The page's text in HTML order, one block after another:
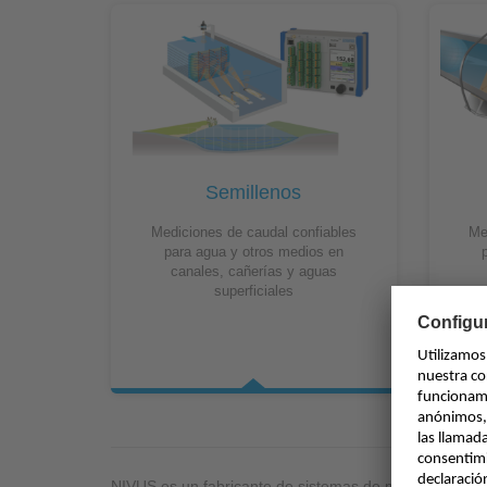
Semillenos
Mediciones de caudal confiables
para agua y otros medios en
canales, cañerías y aguas
superficiales